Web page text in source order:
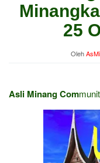
25
Oleh
Asli Minang Com